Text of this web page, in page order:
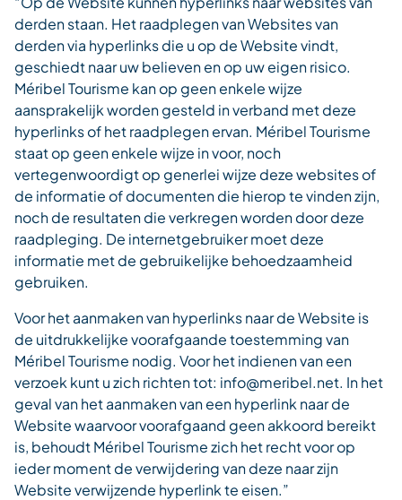
derden staan. Het raadplegen van Websites van
derden via hyperlinks die u op de Website vindt,
geschiedt naar uw believen en op uw eigen risico.
Méribel Tourisme kan op geen enkele wijze
aansprakelijk worden gesteld in verband met deze
hyperlinks of het raadplegen ervan. Méribel Tourisme
staat op geen enkele wijze in voor, noch
vertegenwoordigt op generlei wijze deze websites of
de informatie of documenten die hierop te vinden zijn,
noch de resultaten die verkregen worden door deze
raadpleging. De internetgebruiker moet deze
informatie met de gebruikelijke behoedzaamheid
gebruiken.
Voor het aanmaken van hyperlinks naar de Website is
de uitdrukkelijke voorafgaande toestemming van
Méribel Tourisme nodig. Voor het indienen van een
verzoek kunt u zich richten tot: info@meribel.net. In het
geval van het aanmaken van een hyperlink naar de
Website waarvoor voorafgaand geen akkoord bereikt
is, behoudt Méribel Tourisme zich het recht voor op
ieder moment de verwijdering van deze naar zijn
Website verwijzende hyperlink te eisen.”